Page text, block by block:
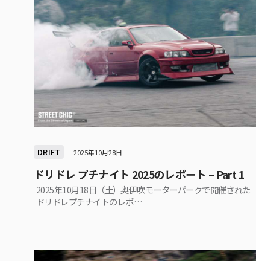
DRIFT 2025年10月28日
ドリドレ プチナイト 2025のレポート – Part 1
2025年10月18日（土）奥伊吹モーターパークで開催された
ドリドレプチナイトのレポ…